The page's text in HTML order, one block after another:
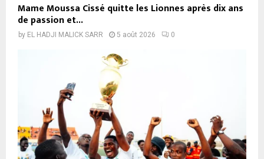
Mame Moussa Cissé quitte les Lionnes après dix ans
de passion et...
by EL HADJI MALICK SARR 5 août 2026 0